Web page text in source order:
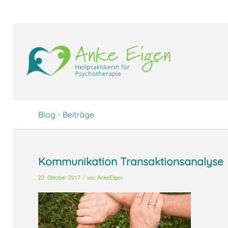
Blog - Beiträge
Kommunikation Transaktionsanalyse
23. Oktober 2017 / von AnkeEigen